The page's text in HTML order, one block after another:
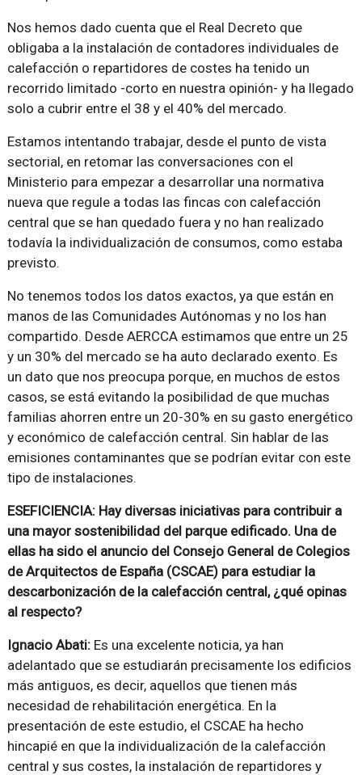
Nos hemos dado cuenta que el Real Decreto que
obligaba a la instalación de contadores individuales de
calefacción o repartidores de costes ha tenido un
recorrido limitado -corto en nuestra opinión- y ha llegado
solo a cubrir entre el 38 y el 40% del mercado.
Estamos intentando trabajar, desde el punto de vista
sectorial, en retomar las conversaciones con el
Ministerio para empezar a desarrollar una normativa
nueva que regule a todas las fincas con calefacción
central que se han quedado fuera y no han realizado
todavía la individualización de consumos, como estaba
previsto.
No tenemos todos los datos exactos, ya que están en
manos de las Comunidades Autónomas y no los han
compartido. Desde AERCCA estimamos que entre un 25
y un 30% del mercado se ha auto declarado exento. Es
un dato que nos preocupa porque, en muchos de estos
casos, se está evitando la posibilidad de que muchas
familias ahorren entre un 20-30% en su gasto energético
y económico de calefacción central. Sin hablar de las
emisiones contaminantes que se podrían evitar con este
tipo de instalaciones.
ESEFICIENCIA: Hay diversas iniciativas para contribuir a
una mayor sostenibilidad del parque edificado. Una de
ellas ha sido el anuncio del Consejo General de Colegios
de Arquitectos de España (CSCAE) para estudiar la
descarbonización de la calefacción central, ¿qué opinas
al respecto?
Ignacio Abati: Es una excelente noticia, ya han
adelantado que se estudiarán precisamente los edificios
más antiguos, es decir, aquellos que tienen más
necesidad de rehabilitación energética. En la
presentación de este estudio, el CSCAE ha hecho
hincapié en que la individualización de la calefacción
central y sus costes, la instalación de repartidores y